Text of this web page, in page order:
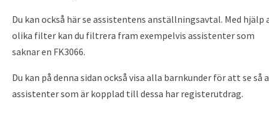
Du kan också här se assistentens anställningsavtal. Med hjälp
olika filter kan du filtrera fram exempelvis assistenter som
saknar en FK3066.
Du kan på denna sidan också visa alla barnkunder för att se så
assistenter som är kopplad till dessa har registerutdrag.